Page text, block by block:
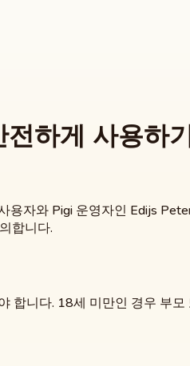
하게 사용하
용자와 Pigi 운영자인 Edijs
합니다.
합니다. 18세 미만인 경우 부